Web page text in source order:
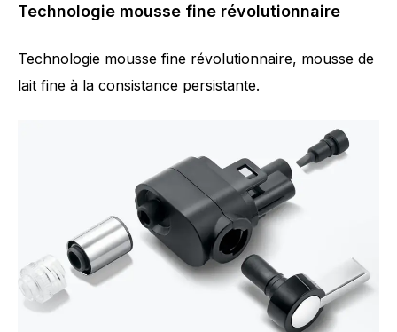
Technologie mousse fine révolutionnaire
Technologie mousse fine révolutionnaire, mousse de
lait fine à la consistance persistante.